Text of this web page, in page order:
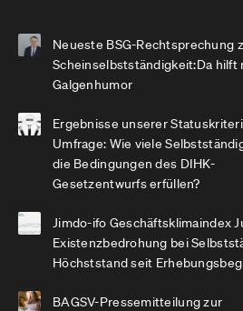
Neueste BSG-Rechtsprechung
Scheinselbstständigkeit:Da hilft
Galgenhumor
Ergebnisse unserer
Umfrage: Wie viele
die Bedingungen des DIHK-
Gesetzentwurfs erfüllen?
Jimdo-ifo Geschäftsklimaindex
Existenzbedrohung bei
Höchststand seit
BAGSV-Pressemitteilung zur